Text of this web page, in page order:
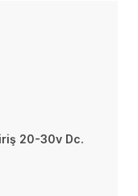
20-30v Dc.